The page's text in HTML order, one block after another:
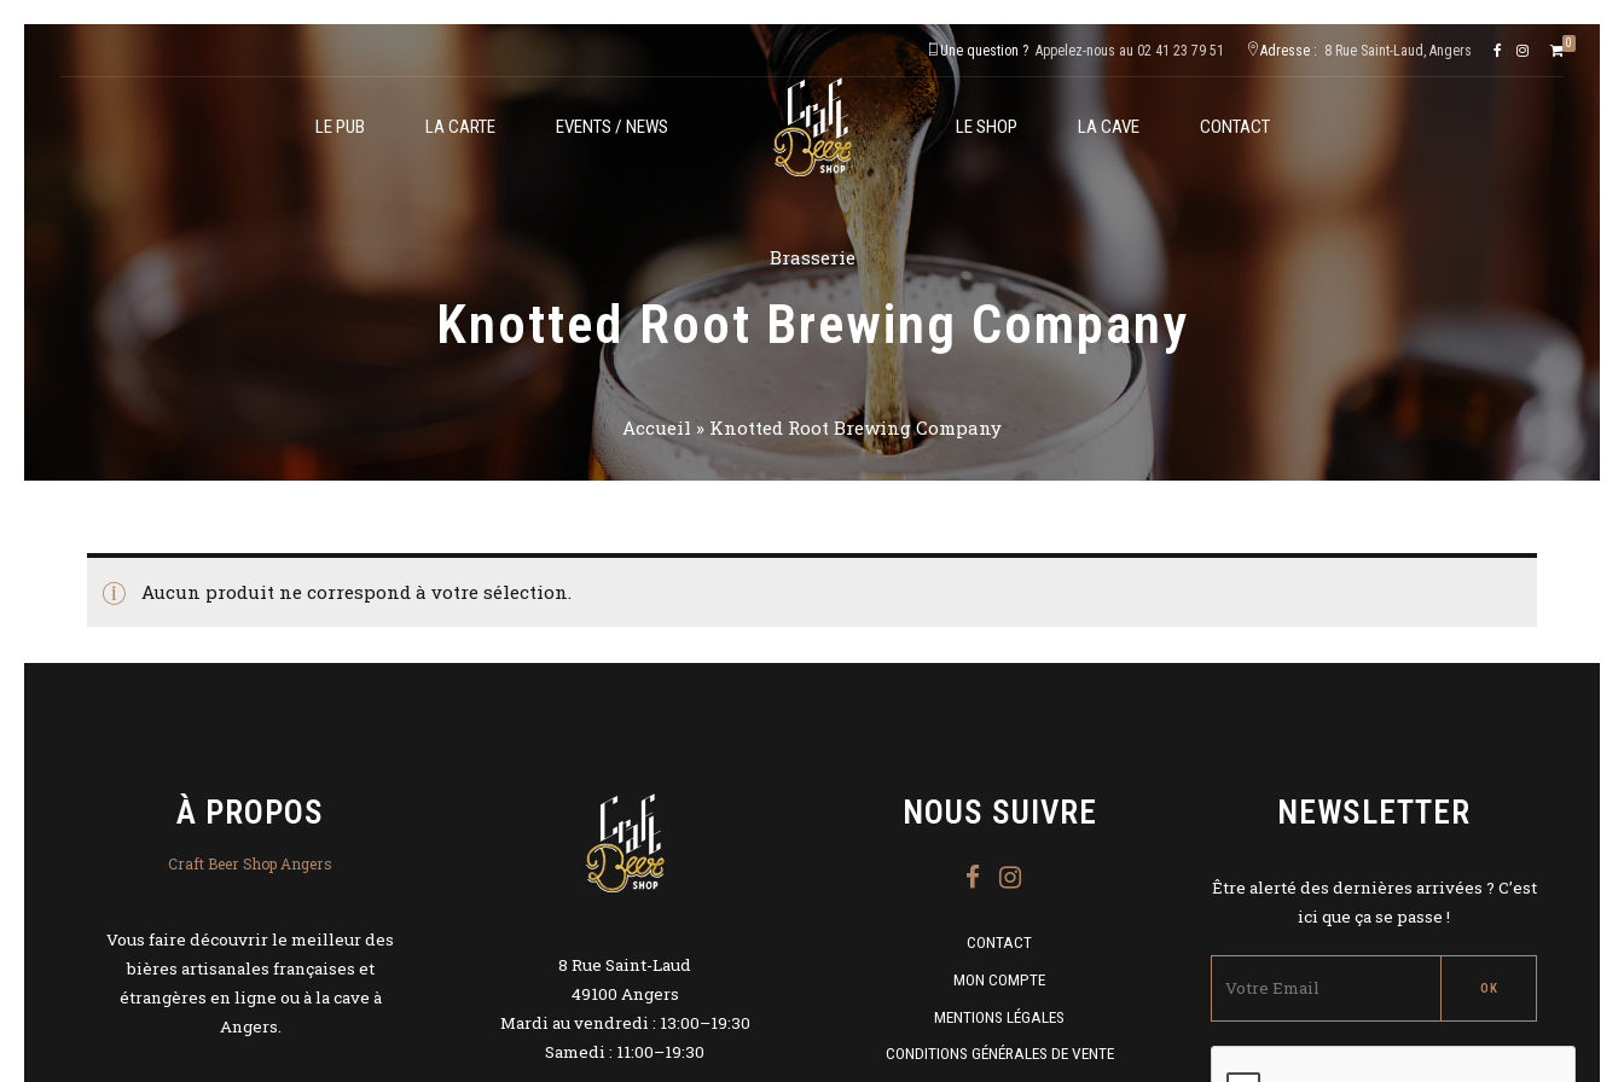
Une question ? Appelez-nous au 02 41 23 79 51 Adresse : 8 Rue Saint-Laud, Angers 0
LE PUB LA CARTE EVENTS / NEWS LE SHOP LA CAVE CONTACT
Brasserie
Knotted Root Brewing Company
Accueil » Knotted Root Brewing Company
Aucun produit ne correspond à votre sélection.
À PROPOS
Craft Beer Shop Angers
Vous faire découvrir le meilleur des
bières artisanales françaises et
étrangères en ligne ou à la cave à
Angers.
8 Rue Saint-Laud
49100 Angers
Mardi au vendredi : 13:00–19:30
Samedi : 11:00–19:30
NOUS SUIVRE
CONTACT
MON COMPTE
MENTIONS LÉGALES
CONDITIONS GÉNÉRALES DE VENTE
NEWSLETTER
Être alerté des dernières arrivées ? C’est
ici que ça se passe !